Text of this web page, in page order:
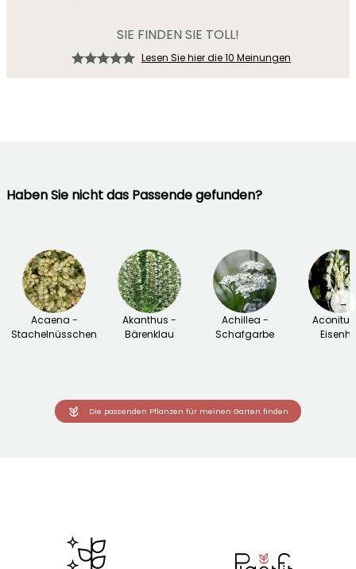
SIE FINDEN SIE TOLL!
Lesen Sie hier die 10 Meinungen
Haben Sie nicht das Passende gefunden?
Acaena -
Stachelnüsschen
Akanthus -
Bärenklau
Achillea -
Schafgarbe
→
Die passenden Pflanzen für meinen Garten finden